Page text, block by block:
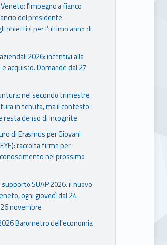
l’impegno a fianco
del presidente
obiettivi per l’ultimo anno di
2026: incentivi alla
acquisto. Domande dal 27
nel secondo trimestre
in tenuta, ma il contesto
resta denso di incognite
di Erasmus per Giovani
raccolta firme per
nel prossimo
SUAP 2026: il nuovo
ogni giovedì dal 24
novembre
Barometro dell’economia